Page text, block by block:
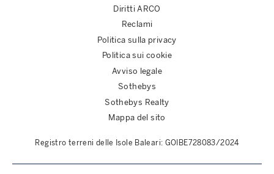
Diritti ARCO
Reclami
Politica sulla privacy
Politica sui cookie
Avviso legale
Sothebys
Sothebys Realty
Mappa del sito
Registro terreni delle Isole Baleari: GOIBE728083/2024